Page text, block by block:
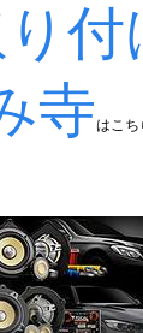
付
寺はこち